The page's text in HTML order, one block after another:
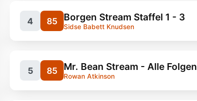
Serien, Cartoon
Serien, Cartoons
4 85 Borgen Stream Staffel 1 - 3
Sidse Babett Knudsen
5 85 Mr. Bean Stream - Alle Folgen
Rowan Atkinson